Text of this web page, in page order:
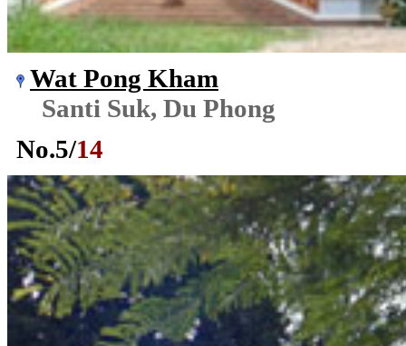
Wat Pong Kham
Santi Suk, Du Phong
No.5/14